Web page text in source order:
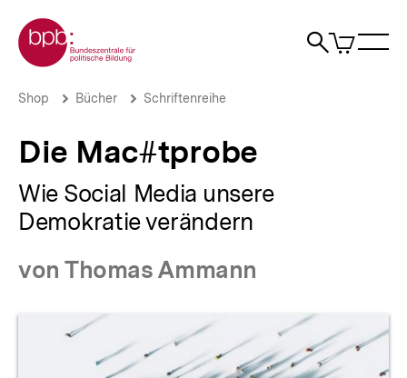
zum
Seiteninhalt
springen
Zur Startseite der bpb
Suche
Artikel
im
Die
bpb.de
Brotkrümelnavigation
Pfadnavigation
Shop Bücher Schriftenreihe
Die Mac#tprobe
Wie Social Media unsere
Demokratie verändern
von Thomas Ammann
Produktvorschau